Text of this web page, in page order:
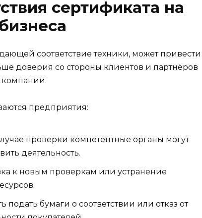
сертификата на
соответствие техники, может привести
доверия со стороны клиентов и партнёров
компании.
предприятия:
проверки компетентные органы могут
деятельность.
к новым проверкам или устранение
подать бумаги о соответствии или отказ от